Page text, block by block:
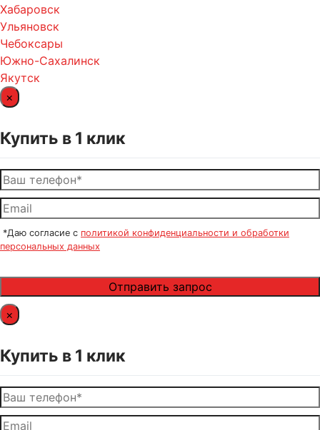
Хабаровск
Ульяновск
Чебоксары
Южно-Сахалинск
Якутск
×
Купить в 1 клик
*Даю согласие с политикой конфиденциальности и обработки
персональных данных
×
Купить в 1 клик